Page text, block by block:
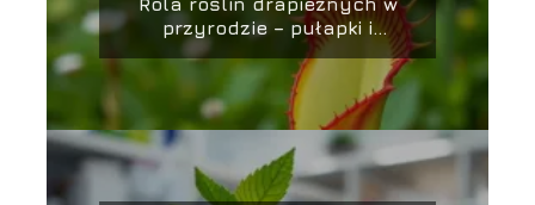
przyrodzie – pułapki i
strategie łowieckie